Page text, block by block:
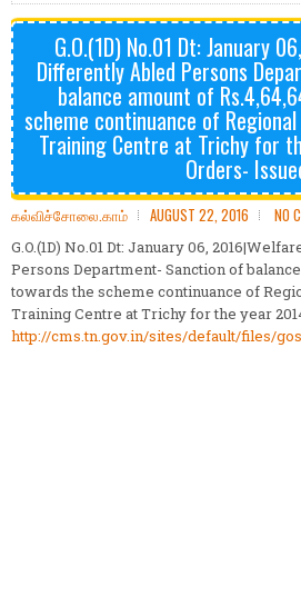
G.O.(1D) No.01 Dt: January
Differently Abled Persons
balance amount of
scheme continuance of
Training Centre at Trichy for
Orders-
கல்விச்சோலை.காம் AUGUST 22, 2016 NO
G.O.(1D) No.01 Dt: January 06,
Persons Department- Sanction of
towards the scheme continuance of
Training Centre at Trichy for the year
http://cms.tn.gov.in/sites/default/files/